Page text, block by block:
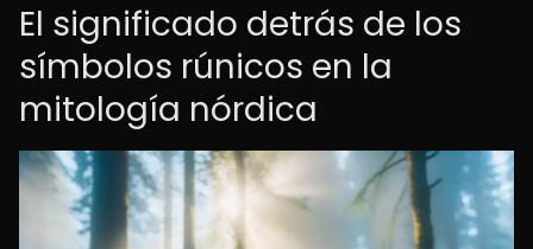
El significado detrás de los
símbolos rúnicos en la
mitología nórdica